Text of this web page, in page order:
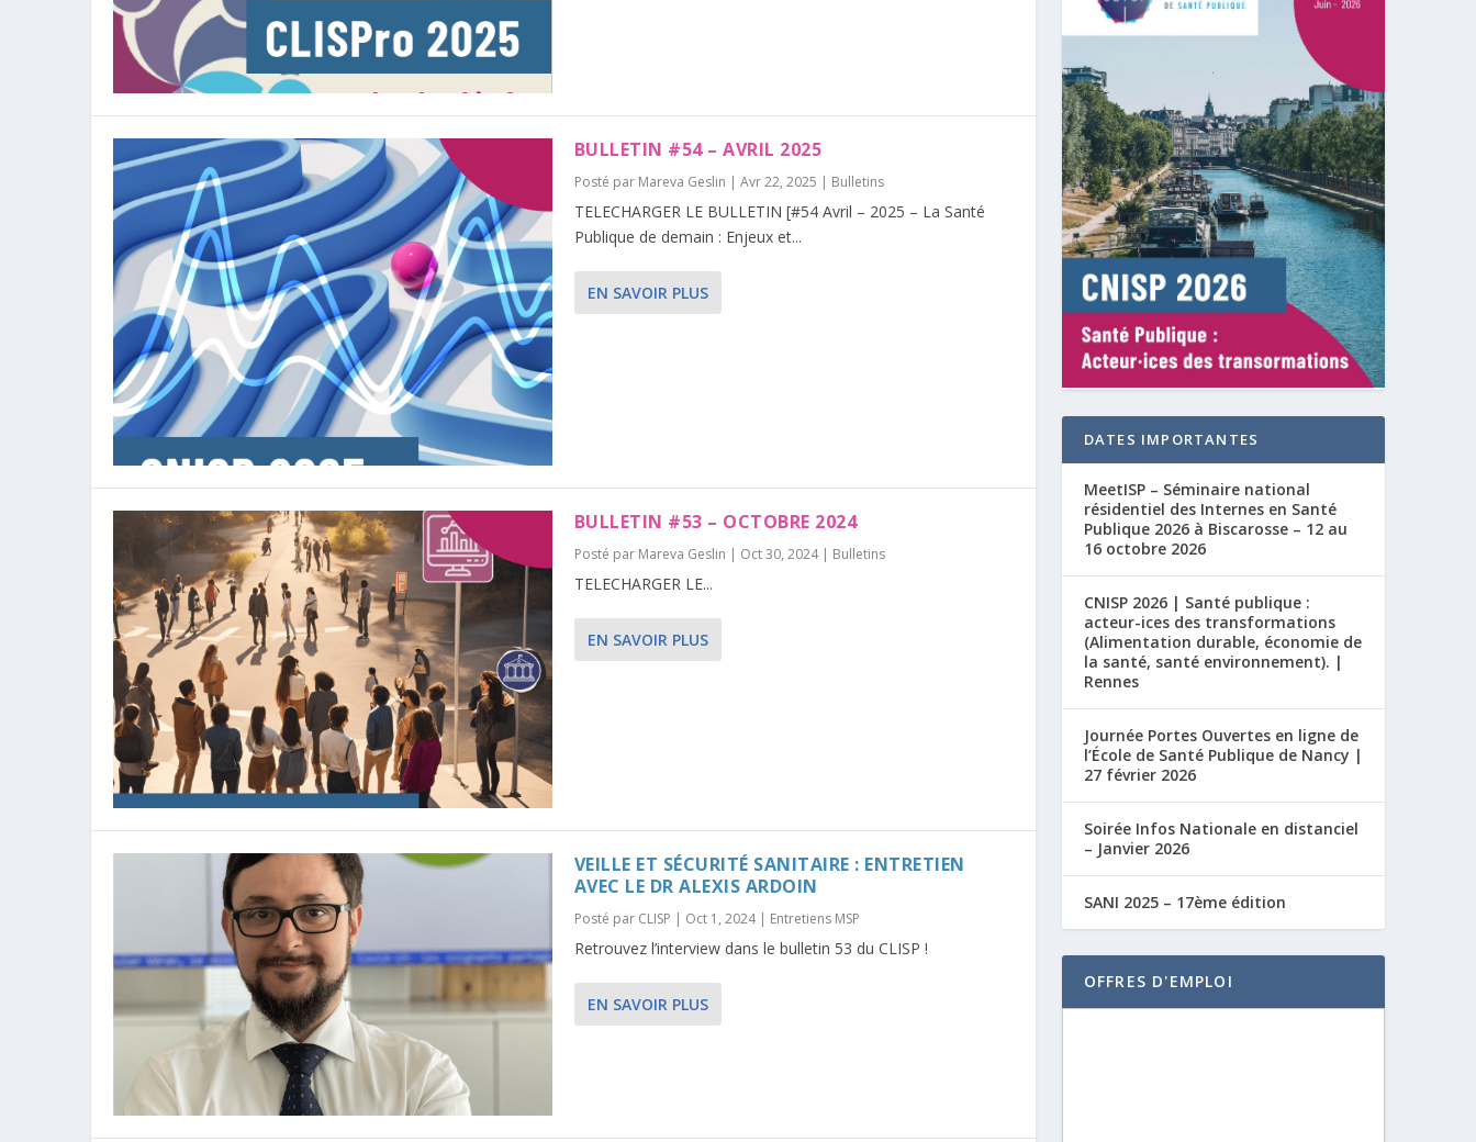
BULLETIN #54 – AVRIL 2025
Posté par Mareva Geslin | Avr 22, 2025 | Bulletins
TELECHARGER LE BULLETIN [#54 Avril – 2025 – La Santé
Publique de demain : Enjeux et...
EN SAVOIR PLUS
BULLETIN #53 – OCTOBRE 2024
Posté par Mareva Geslin | Oct 30, 2024| Bulletins
TELECHARGER LE...
EN SAVOIR PLUS
VEILLE ET SÉCURITÉ SANITAIRE : ENTRETIEN
AVEC LE DR ALEXIS ARDOIN
Posté par CLISP | Oct 1, 2024| Entretiens MSP
Retrouvez l’interview dans le bulletin 53 du CLISP !
EN SAVOIR PLUS
DATES IMPORTANTES
MeetISP – Séminaire national
résidentiel des Internes en Santé
Publique 2026 à Biscarosse – 12 au
16 octobre 2026
CNISP 2026 | Santé publique :
acteur-ices des transformations
(Alimentation durable, économie de
la santé, santé environnement). |
Rennes
Journée Portes Ouvertes en ligne de
l’École de Santé Publique de Nancy |
27 février 2026
Soirée Infos Nationale en distanciel
– Janvier 2026
SANI 2025 – 17ème édition
OFFRES D'EMPLOI